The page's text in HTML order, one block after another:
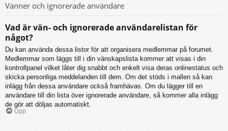
Vänner och ignorerade användare
Vad är vän- och ignorerade användarelistan för
något?
Du kan använda dessa listor för att organisera medlemmar på forumet.
Medlemmar som läggs till i din vänskapslista kommer att visas i din
kontrollpanel vilket låter dig snabbt och enkelt visa deras onlinestatus och
skicka personliga meddelanden till dem. Om det stöds i mallen så kan
inlägg från dessa användare också framhävas. Om du lägger till en
användare till din lista över ignorerade användare, så kommer alla inlägg
de gör att döljas automatiskt.
Upp